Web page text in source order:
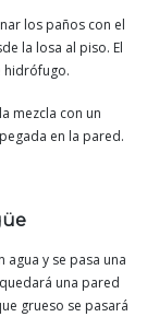
los paños con el
la losa al piso. El
hidrófugo.
mezcla con un
en la pared.
agua y se pasa una
una pared
grueso se pasará